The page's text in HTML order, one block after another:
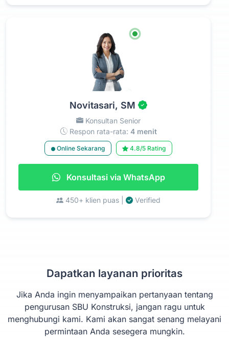
Novitasari, SM
Konsultan Senior
Respon rata-rata: 4 menit
Online Sekarang 4.8/5 Rating
Konsultasi via WhatsApp
450+ klien puas | Verified
Dapatkan layanan prioritas
Jika Anda ingin menyampaikan pertanyaan tentang
pengurusan SBU Konstruksi, jangan ragu untuk
menghubungi kami. Kami akan sangat senang melayani
permintaan Anda sesegera mungkin.